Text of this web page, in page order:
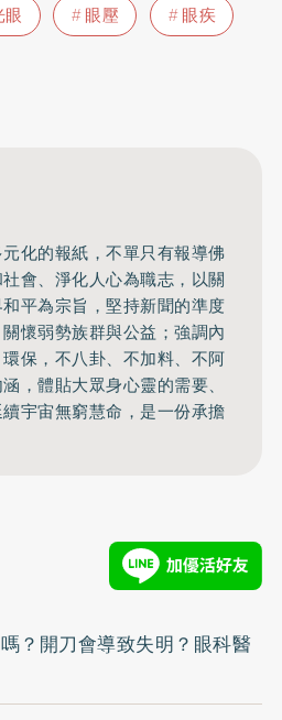
眼壓
眼疾
化的報紙，不單只有報導佛
會、淨化人心為職志，以關
平為宗旨，堅持新聞的準度
懷弱勢族群與公益；強調內
保，不八卦、不加料、不阿
，體貼大眾身心靈的需要、
宇宙無窮慧命，是一份承擔
？開刀會導致失明？眼科醫